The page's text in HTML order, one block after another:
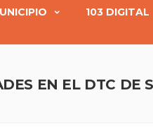
103 DIGITAL
EN EL DTC DE